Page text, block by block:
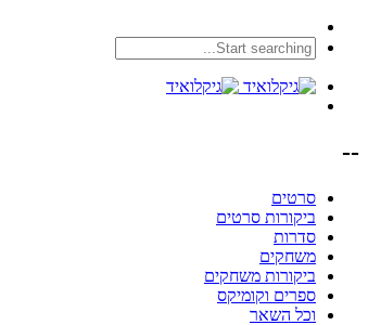
--
סרטים
ביקורות סרטים
סדרות
משחקים
ביקורות משחקים
ספרים וקומיקס
וכל השאר